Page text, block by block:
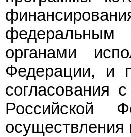
федеральным
органами
Федерации, и
согласования
Российской
осуществления